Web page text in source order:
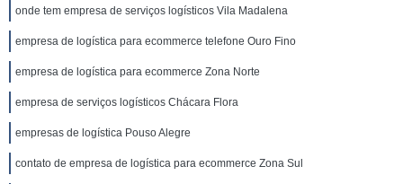
onde tem empresa de serviços logísticos Vila Madalena
empresa de logística para ecommerce telefone Ouro Fino
empresa de logística para ecommerce Zona Norte
empresa de serviços logísticos Chácara Flora
empresas de logística Pouso Alegre
contato de empresa de logística para ecommerce Zona Sul